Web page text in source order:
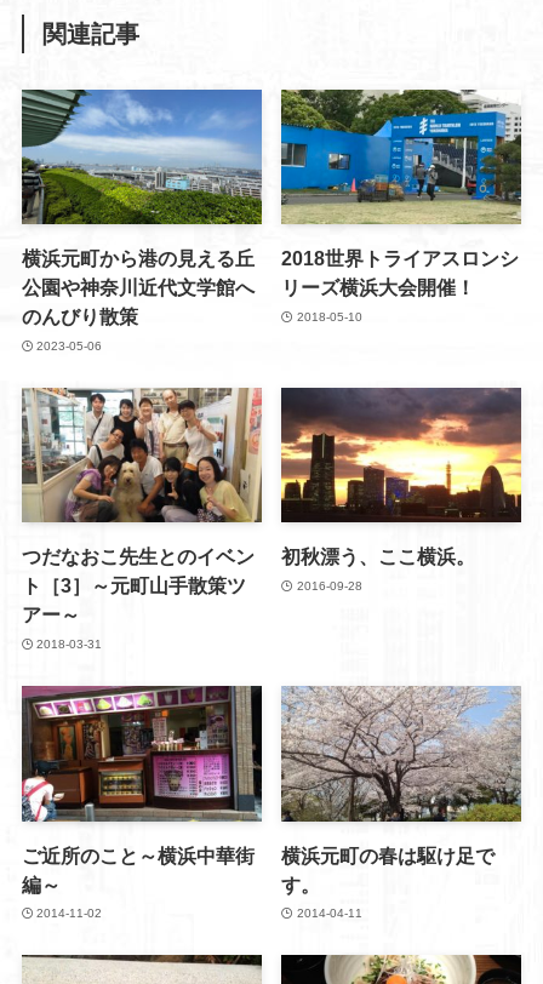
関連記事
横浜元町から港の見える丘
公園や神奈川近代文学館へ
のんびり散策
2023-05-06
2018世界トライアスロンシ
リーズ横浜大会開催！
2018-05-10
つだなおこ先生とのイベン
ト［3］～元町山手散策ツ
アー～
2018-03-31
初秋漂う、ここ横浜。
2016-09-28
ご近所のこと～横浜中華街
編～
2014-11-02
横浜元町の春は駆け足で
す。
2014-04-11